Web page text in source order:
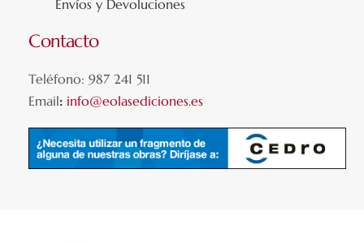
Envíos y Devoluciones
Contacto
Teléfono: 987 241 511
Email: info@eolasediciones.es